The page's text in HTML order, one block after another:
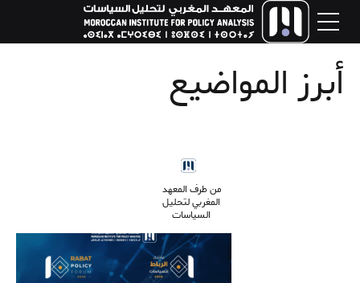
أبرز المواضيع
من طرف المعهد
المغربي لتحليل
السياسات